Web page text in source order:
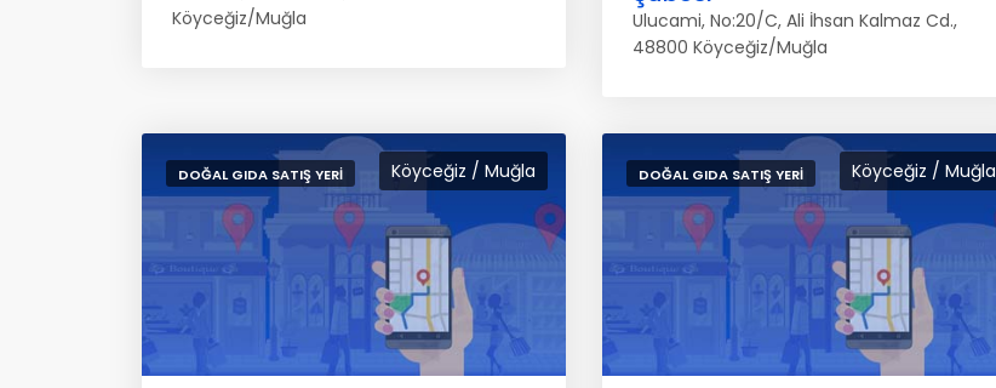
Köyceğiz/Muğla
Ulucami, No:20/C, Ali İhsan Kalmaz Cd.,
48800 Köyceğiz/Muğla
Köyceğiz / Muğla
DOĞAL GIDA SATIŞ YERI Köyceğiz / Muğla
DOĞAL GIDA SATIŞ YERI